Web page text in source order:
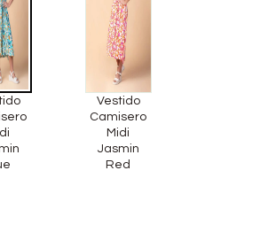
Vestido
Camisero
Midi
Jasmin
Red